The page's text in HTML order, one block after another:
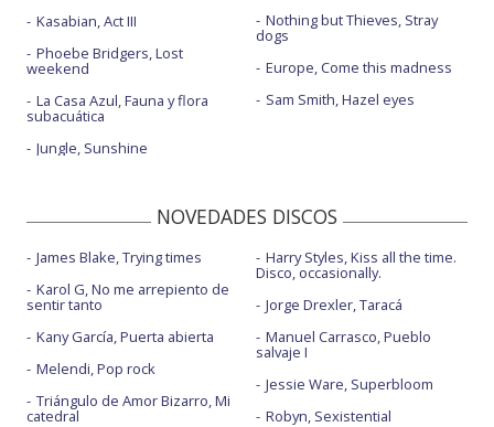
Kasabian, Act III
Phoebe Bridgers, Lost
weekend
La Casa Azul, Fauna y flora
subacuática
Jungle, Sunshine
Nothing but Thieves, Stray
dogs
Europe, Come this madness
Sam Smith, Hazel eyes
NOVEDADES DISCOS
James Blake, Trying times
Karol G, No me arrepiento de
sentir tanto
Kany García, Puerta abierta
Melendi, Pop rock
Triángulo de Amor Bizarro, Mi
catedral
Harry Styles, Kiss all the time.
Disco, occasionally.
Jorge Drexler, Taracá
Manuel Carrasco, Pueblo
salvaje I
Jessie Ware, Superbloom
Robyn, Sexistential